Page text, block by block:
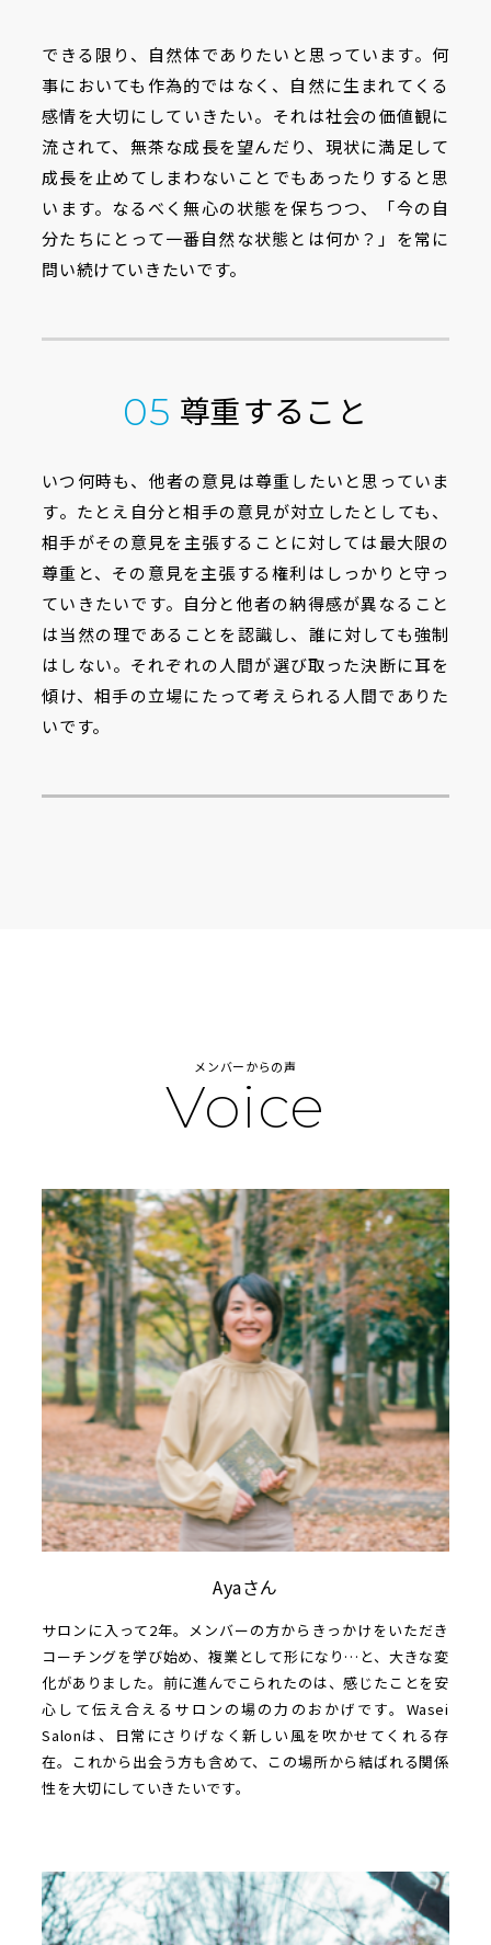
できる限り、自然体でありたいと思っています。何
事においても作為的ではなく、自然に生まれてくる
感情を大切にしていきたい。それは社会の価値観に
流されて、無茶な成長を望んだり、現状に満足して
成長を止めてしまわないことでもあったりすると思
います。なるべく無心の状態を保ちつつ、「今の自
分たちにとって一番自然な状態とは何か？」を常に
問い続けていきたいです。
05 尊重すること
いつ何時も、他者の意見は尊重したいと思っていま
す。たとえ自分と相手の意見が対立したとしても、
相手がその意見を主張することに対しては最大限の
尊重と、その意見を主張する権利はしっかりと守っ
ていきたいです。自分と他者の納得感が異なること
は当然の理であることを認識し、誰に対しても強制
はしない。それぞれの人間が選び取った決断に耳を
傾け、相手の立場にたって考えられる人間でありた
いです。
メンバーからの声
Voice
Ayaさん
サロンに入って2年。メンバーの方からきっかけをいただき
コーチングを学び始め、複業として形になり…と、大きな変
化がありました。前に進んでこられたのは、感じたことを安
心して伝え合えるサロンの場の力のおかげです。Wasei
Salonは、日常にさりげなく新しい風を吹かせてくれる存
在。これから出会う方も含めて、この場所から結ばれる関係
性を大切にしていきたいです。